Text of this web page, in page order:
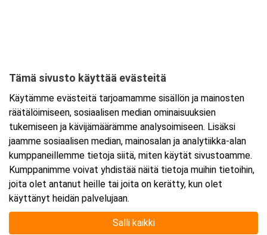
Tarkempi kartta ja ajo-ohjeet
Tämä sivusto käyttää evästeitä
Käytämme evästeitä tarjoamamme sisällön ja mainosten
räätälöimiseen, sosiaalisen median ominaisuuksien
tukemiseen ja kävijämäärämme analysoimiseen. Lisäksi
jaamme sosiaalisen median, mainosalan ja analytiikka-alan
kumppaneillemme tietoja siitä, miten käytät sivustoamme.
Kumppanimme voivat yhdistää näitä tietoja muihin tietoihin,
joita olet antanut heille tai joita on kerätty, kun olet
käyttänyt heidän palvelujaan.
Salli kaikki